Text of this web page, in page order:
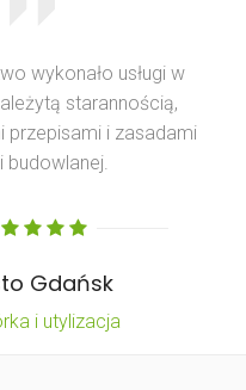
wykonało usługi w
starannością,
przepisami i zasadami
budowlanej.
Gdańsk
i utylizacja